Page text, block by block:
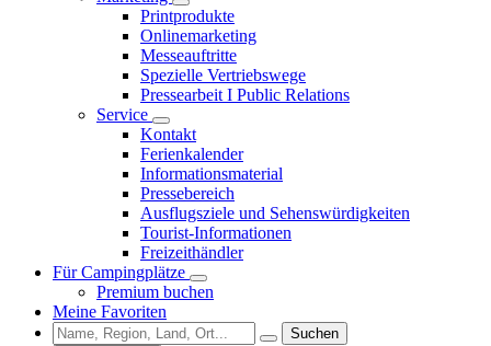
Printprodukte
Onlinemarketing
Messeauftritte
Spezielle Vertriebswege
Pressearbeit I Public Relations
Service
Kontakt
Ferienkalender
Informationsmaterial
Pressebereich
Ausflugsziele und Sehenswürdigkeiten
Tourist-Informationen
Freizeithändler
Für Campingplätze
Premium buchen
Meine Favoriten
Suchen